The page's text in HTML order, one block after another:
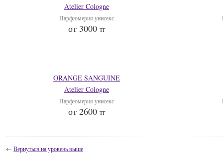
Atelier Cologne
Парфюмерия унисекс
от 3000 тг
ORANGE SANGUINE
Atelier Cologne
Парфюмерия унисекс
от 2600 тг
← Вернуться на уровень выше